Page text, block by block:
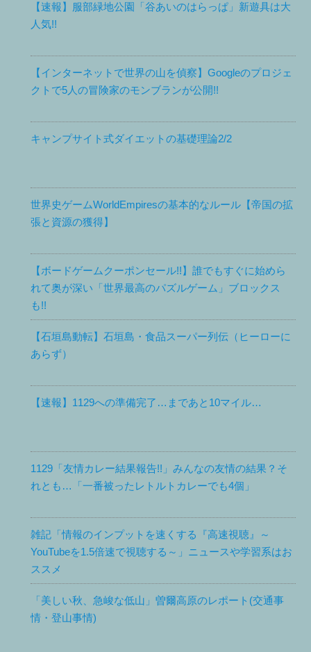
【速報】服部緑地公園「谷あいのはらっぱ」新遊具は大
人気!!
【インターネットで世界の山を偵察】Googleのプロジェ
クトで5人の冒険家のモンブランが公開!!
キャンプサイト式ダイエットの基礎理論2/2
世界史ゲームWorldEmpiresの基本的なルール【帝国の拡
張と資源の獲得】
【ボードゲームクーポンセール!!】誰でもすぐに始めら
れて奥が深い「世界最高のパズルゲーム」ブロックス
も!!
【石垣島動転】石垣島・食品スーパー列伝（ヒーローに
あらず）
【速報】1129への準備完了…まであと10マイル…
1129「友情カレー結果報告!!」みんなの友情の結果？そ
れとも…「一番被ったレトルトカレーでも4個」
雑記「情報のインプットを速くする『高速視聴』～
YouTubeを1.5倍速で視聴する～」ニュースや学習系はお
ススメ
「美しい秋、急峻な低山」曽爾高原のレポート(交通事
情・登山事情)